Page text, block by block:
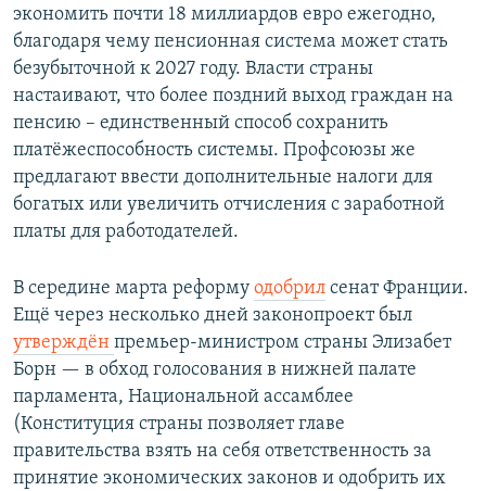
экономить почти 18 миллиардов евро ежегодно,
благодаря чему пенсионная система может стать
безубыточной к 2027 году. Власти страны
настаивают, что более поздний выход граждан на
пенсию – единственный способ сохранить
платёжеспособность системы. Профсоюзы же
предлагают ввести дополнительные налоги для
богатых или увеличить отчисления с заработной
платы для работодателей.
В середине марта реформу одобрил сенат Франции.
Ещё через несколько дней законопроект был
утверждён премьер-министром страны Элизабет
Борн — в обход голосования в нижней палате
парламента, Национальной ассамблее
(Конституция страны позволяет главе
правительства взять на себя ответственность за
принятие экономических законов и одобрить их